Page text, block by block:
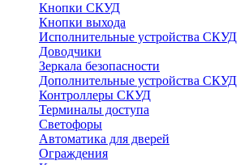
Кнопки СКУД
Кнопки выхода
Исполнительные устройства СКУД
Доводчики
Зеркала безопасности
Дополнительные устройства СКУД
Контроллеры СКУД
Терминалы доступа
Светофоры
Автоматика для дверей
Ограждения